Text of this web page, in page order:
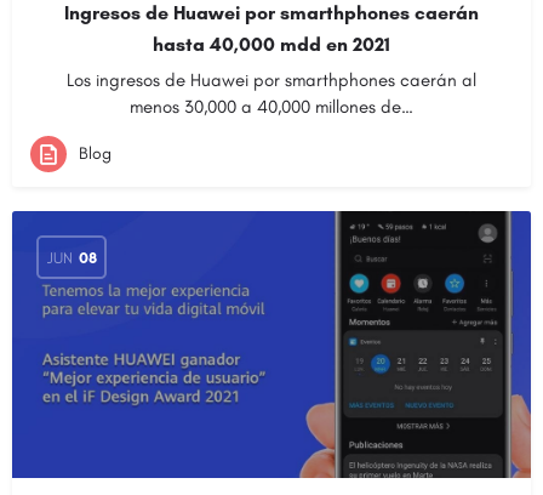
Ingresos de Huawei por smarthphones caerán
hasta 40,000 mdd en 2021
Los ingresos de Huawei por smarthphones caerán al
menos 30,000 a 40,000 millones de…
Blog
JUN 08